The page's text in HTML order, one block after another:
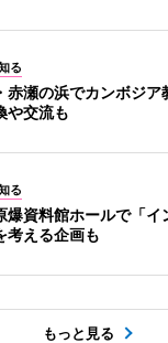
る
赤瀬の浜でカンボジ
や交流も
る
爆資料館ホールで「
考える企画も
もっと見る